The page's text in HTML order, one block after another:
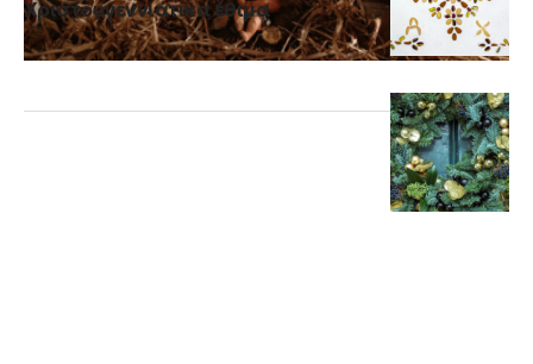
Χριστουγεννιάτικα έθιμα